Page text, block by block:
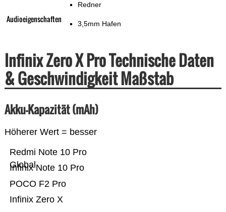
Audioeigenschaften
Redner
3,5mm Hafen
Infinix Zero X Pro Technische Daten
& Geschwindigkeit Maßstab
Akku-Kapazität (mAh)
Höherer Wert = besser
Infinix Zero X
POCO F2 Pro
Infinix Note 10 Pro
Redmi Note 10 Pro
Global